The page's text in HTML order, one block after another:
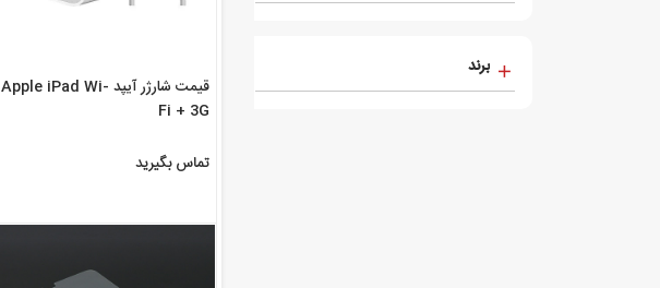
برند
قیمت شارژر آیپد Apple iPad Wi-
Fi + 3G
تماس بگیرید